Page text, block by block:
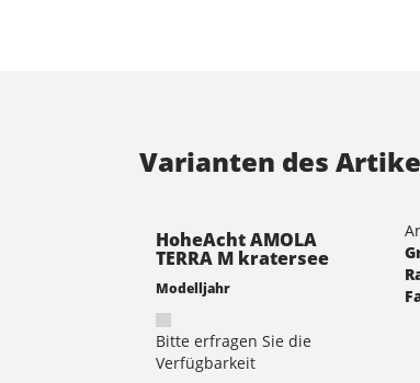
Varianten des
HoheAcht AMOLA
TERRA M kratersee
Modelljahr
Bitte erfragen Sie die
Verfügbarkeit